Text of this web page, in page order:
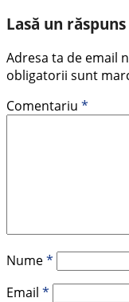
Lasă un răspuns
Adresa ta de email
obligatorii sunt
Comentariu *
Nume*
Email *